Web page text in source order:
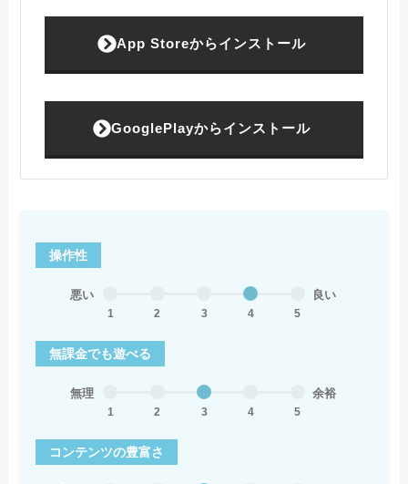
App Storeからインストール
GooglePlayからインストール
操作性
悪い
1 2 3 4 5
良い
無課金でも遊べる
無理
1 2 3 4 5
余裕
コンテンツの豊富さ